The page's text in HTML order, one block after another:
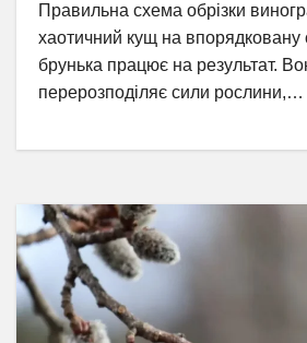
Правильна схема обрізки
хаотичний кущ на впорядковану
брунька працює на результат.
перерозподіляє сили рослини,…